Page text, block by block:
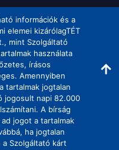
információk és a
elemei kizárólagTÉT
mint Szolgáltató
használata
írásos
Amennyiben
tartalmak jogtalan
jogosult napi 82.000
A bírság
jogot a tartalmak
ha jogtalan
Szolgáltató kárt